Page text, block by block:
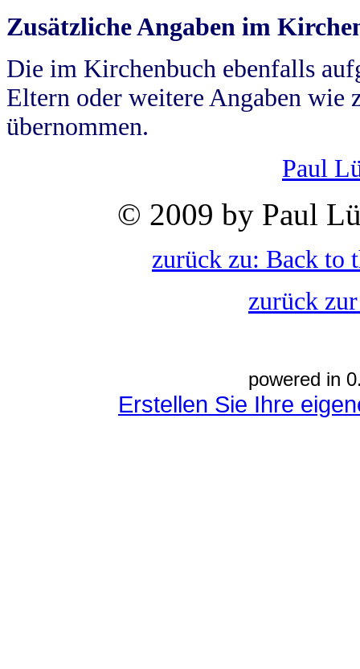
Zusätzliche Angaben im
Die im Kirchenbuch ebenfalls
Eltern oder weitere Angaben wie
übernommen.
Paul
© 2009 by Paul
zurück zu: Back to
zurück
powered in
Erstellen Sie Ihre